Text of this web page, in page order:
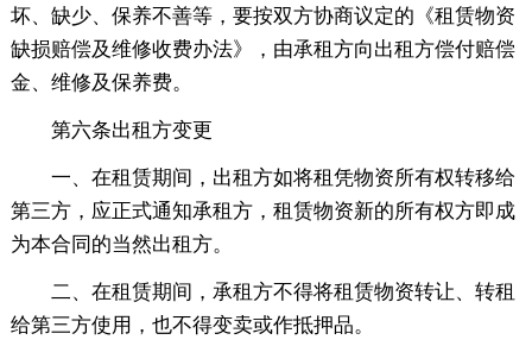
坏、缺少、保养不善等，要按双方协商议定的《租赁物资
缺损赔偿及维修收费办法》，由承租方向出租方偿付赔偿
金、维修及保养费。
第六条出租方变更
一、在租赁期间，出租方如将租凭物资所有权转移给
第三方，应正式通知承租方，租赁物资新的所有权方即成
为本合同的当然出租方。
二、在租赁期间，承租方不得将租赁物资转让、转租
给第三方使用，也不得变卖或作抵押品。